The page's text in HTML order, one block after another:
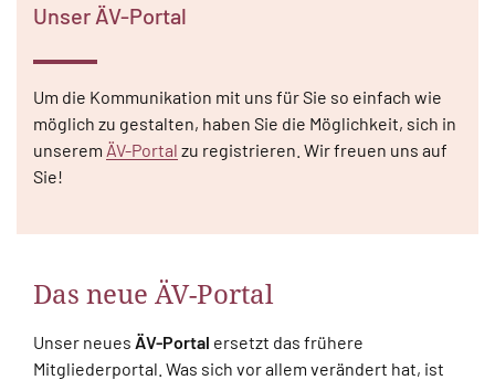
Unser ÄV-Portal
Um die Kommunikation mit uns für Sie so einfach wie
möglich zu gestalten, haben Sie die Möglichkeit, sich in
unserem ÄV-Portal zu registrieren. Wir freuen uns auf
Sie!
Das neue ÄV-Portal
Unser neues ÄV-Portal ersetzt das frühere
Mitgliederportal. Was sich vor allem verändert hat, ist